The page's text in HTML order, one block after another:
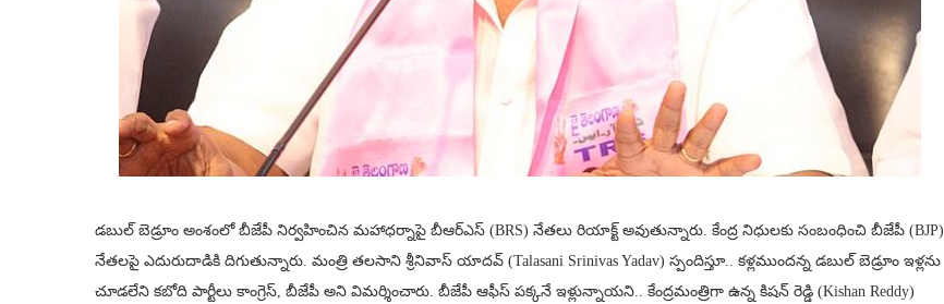
డబుల్ బెడ్రూం అంశంలో బీజేపీ నిర్వహించిన మహాధర్నాపై బీఆర్ఎస్ (BRS) నేతలు రియాక్ట్ అవుతున్నారు. కేంద్ర నిధులకు సంబంధించి బీజేపీ (BJP)
నేతలపై ఎదురుదాడికి దిగుతున్నారు. మంత్రి తలసాని శ్రీనివాస్ యాదవ్ (Talasani Srinivas Yadav) స్పందిస్తూ.. కళ్లముందన్న డబుల్ బెడ్రూం ఇళ్లను
చూడలేని కబోది పార్టీలు కాంగ్రెస్, బీజేపీ అని విమర్శించారు. బీజేపీ ఆఫీస్ పక్కనే ఇళ్లున్నాయని.. కేంద్రమంత్రిగా ఉన్న కిషన్ రెడ్డి (Kishan Reddy)